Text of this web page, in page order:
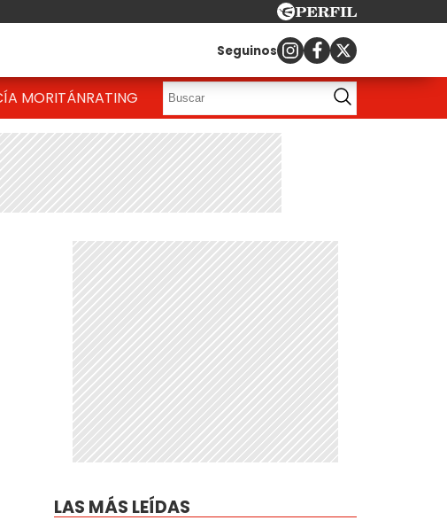
Seguinos
MORITÁNRATING
LAS MÁS LEÍDAS